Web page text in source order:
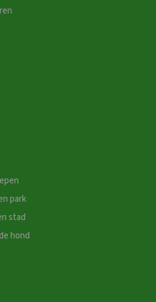
park
stad
hond